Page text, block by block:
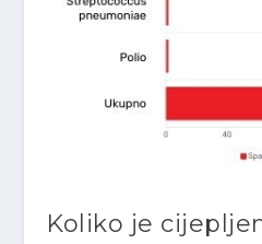
Koliko je